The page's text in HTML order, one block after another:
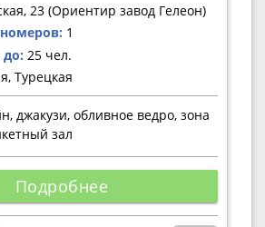
23 (Ориентир завод Гелеон)
1
25 чел.
Турецкая
джакузи, обливное ведро, зона
зал
Подробнее